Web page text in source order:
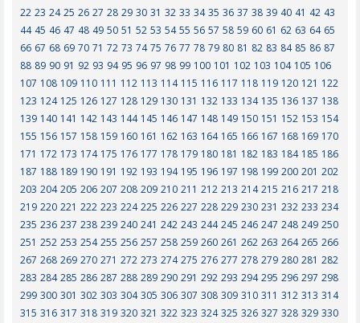
22 23 24 25 26 27 28 29 30 31 32 33 34 35 36 37 38 39 40 41 42 43
44 45 46 47 48 49 50 51 52 53 54 55 56 57 58 59 60 61 62 63 64 65
66 67 68 69 70 71 72 73 74 75 76 77 78 79 80 81 82 83 84 85 86 87
88 89 90 91 92 93 94 95 96 97 98 99 100 101 102 103 104 105 106
107 108 109 110 111 112 113 114 115 116 117 118 119 120 121 122
123 124 125 126 127 128 129 130 131 132 133 134 135 136 137 138
139 140 141 142 143 144 145 146 147 148 149 150 151 152 153 154
155 156 157 158 159 160 161 162 163 164 165 166 167 168 169 170
171 172 173 174 175 176 177 178 179 180 181 182 183 184 185 186
187 188 189 190 191 192 193 194 195 196 197 198 199 200 201 202
203 204 205 206 207 208 209 210 211 212 213 214 215 216 217 218
219 220 221 222 223 224 225 226 227 228 229 230 231 232 233 234
235 236 237 238 239 240 241 242 243 244 245 246 247 248 249 250
251 252 253 254 255 256 257 258 259 260 261 262 263 264 265 266
267 268 269 270 271 272 273 274 275 276 277 278 279 280 281 282
283 284 285 286 287 288 289 290 291 292 293 294 295 296 297 298
299 300 301 302 303 304 305 306 307 308 309 310 311 312 313 314
315 316 317 318 319 320 321 322 323 324 325 326 327 328 329 330